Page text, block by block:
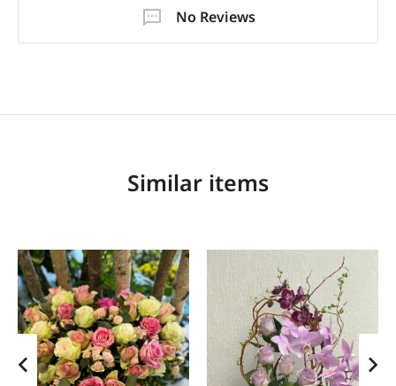
No Reviews
Similar items